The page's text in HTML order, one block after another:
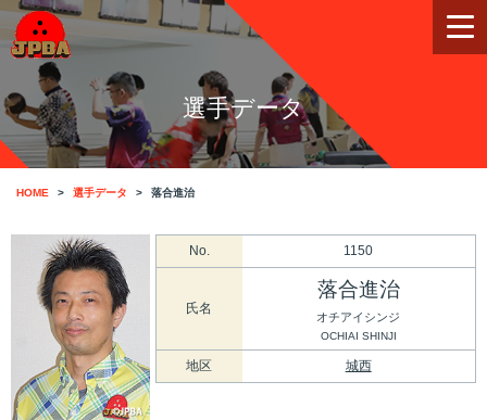
選手データ
HOME 選手データ 落合進治
No. 1150
氏名
落合進治
オチアイシンジ
OCHIAI SHINJI
地区 城西